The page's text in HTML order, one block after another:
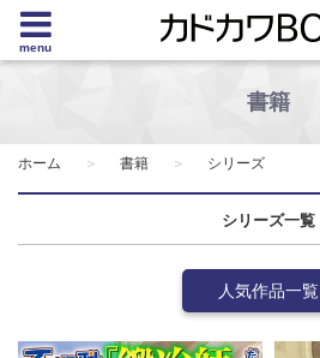
menu
書籍
ホーム 書籍 シリーズ
シリーズ一覧
人気作品一覧